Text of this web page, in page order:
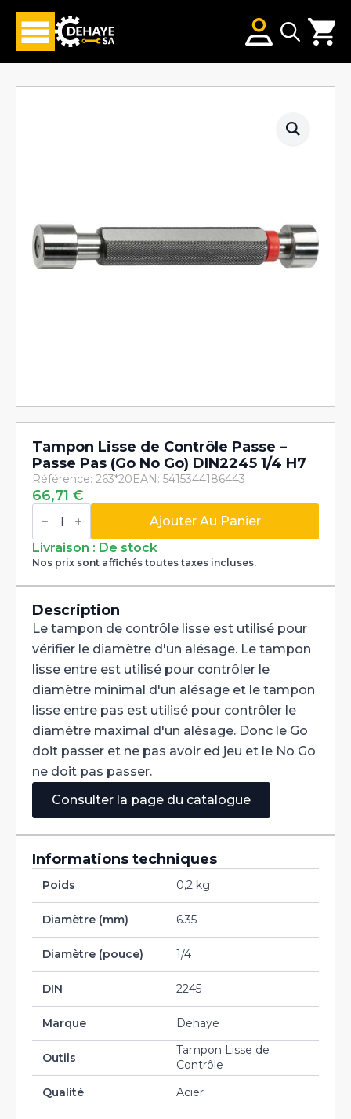
Tampon Lisse de Contrôle Passe –
Passe Pas (Go No Go) DIN2245 1/4 H7
Référence: 263*20EAN: 5415344186443
66,71 €
quantité
de
Lisse
de
Contrôle
Passe
Passe
Pas
(Go
No
DIN2245
1/4
H7
Ajouter Au Panier
Livraison : De stock
Nos prix sont affichés toutes taxes incluses.
Description
Le tampon de contrôle lisse est utilisé pour
vérifier le diamètre d'un alésage. Le tampon
lisse entre est utilisé pour contrôler le
diamètre minimal d'un alésage et le tampon
lisse entre pas est utilisé pour contrôler le
diamètre maximal d'un alésage. Donc le Go
doit passer et ne pas avoir ed jeu et le No Go
ne doit pas passer.
Consulter la page du catalogue
Informations techniques
Poids 0,2 kg
Diamètre (mm) 6.35
Diamètre (pouce) 1/4
DIN 2245
Marque Dehaye
Outils
Tampon Lisse de
Contrôle
Qualité
Acier